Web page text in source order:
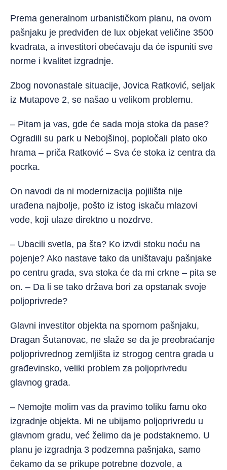
Prema generalnom urbanističkom planu, na ovom
pašnjaku je predviđen de lux objekat veličine 3500
kvadrata, a investitori obećavaju da će ispuniti sve
norme i kvalitet izgradnje.
Zbog novonastale situacije, Jovica Ratković, seljak
iz Mutapove 2, se našao u velikom problemu.
– Pitam ja vas, gde će sada moja stoka da pase?
Ogradili su park u Nebojšinoj, popločali plato oko
hrama – priča Ratković – Sva će stoka iz centra da
pocrka.
On navodi da ni modernizacija pojilišta nije
urađena najbolje, pošto iz istog iskaču mlazovi
vode, koji ulaze direktno u nozdrve.
– Ubacili svetla, pa šta? Ko izvdi stoku noću na
pojenje? Ako nastave tako da uništavaju pašnjake
po centru grada, sva stoka će da mi crkne – pita se
on. – Da li se tako država bori za opstanak svoje
poljoprivrede?
Glavni investitor objekta na spornom pašnjaku,
Dragan Šutanovac, ne slaže se da je preobraćanje
poljoprivrednog zemljišta iz strogog centra grada u
građevinsko, veliki problem za poljoprivredu
glavnog grada.
– Nemojte molim vas da pravimo toliku famu oko
izgradnje objekta. Mi ne ubijamo poljoprivredu u
glavnom gradu, već želimo da je podstaknemo. U
planu je izgradnja 3 podzemna pašnjaka, samo
čekamo da se prikupe potrebne dozvole, a